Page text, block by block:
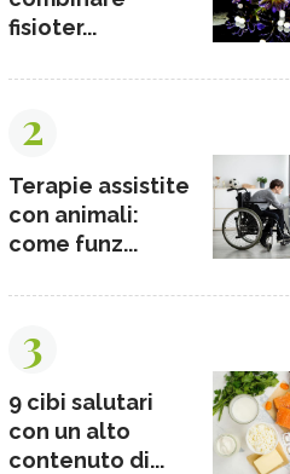
fisioter...
2
Terapie assistite
con animali:
come funz...
3
9 cibi salutari
con un alto
contenuto di...